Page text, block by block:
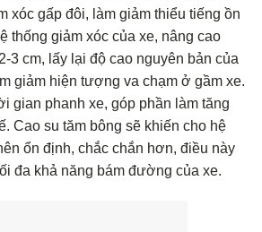
xóc gấp đôi, làm giảm thiểu tiếng ồn
thống giảm xóc của xe, nâng cao
3 cm, lấy lại độ cao nguyên bản của
giảm hiện tượng va chạm ở gầm xe.
gian phanh xe, góp phần làm tăng
Cao su tăm bông sẽ khiến cho hệ
ổn định, chắc chắn hơn, điều này
đa khả năng bám đường của xe.